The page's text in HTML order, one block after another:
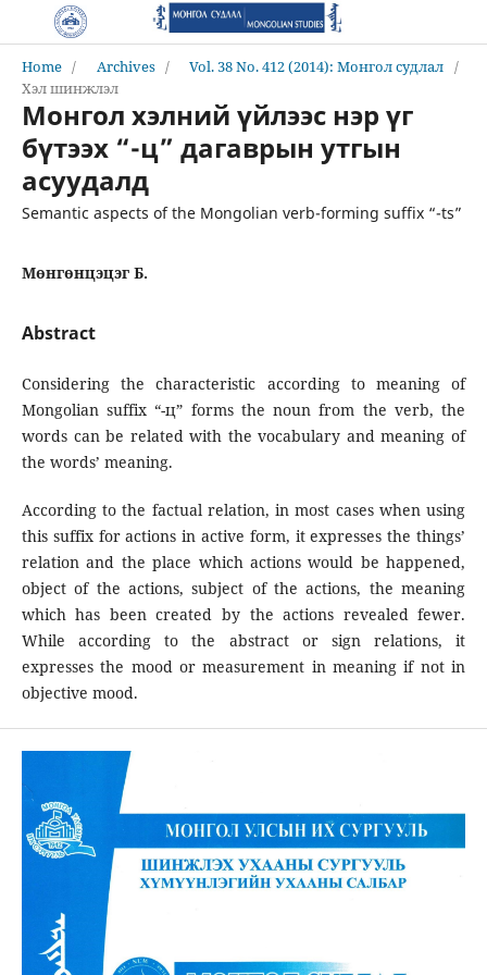
Home / Archives / Vol. 38 No. 412 (2014): Монгол судлал /
Хэл шинжлэл
Монгол хэлний үйлээс нэр үг
бүтээх “-ц” дагаврын утгын
асуудалд
Semantic aspects of the Mongolian verb-forming suffix “-ts”
Мөнгөнцэцэг Б.
Abstract
Considering the characteristic according to meaning of
Mongolian suffix “-ц” forms the noun from the verb, the
words can be related with the vocabulary and meaning of
the words’ meaning.
According to the factual relation, in most cases when using
this suffix for actions in active form, it expresses the things’
relation and the place which actions would be happened,
object of the actions, subject of the actions, the meaning
which has been created by the actions revealed fewer.
While according to the abstract or sign relations, it
expresses the mood or measurement in meaning if not in
objective mood.